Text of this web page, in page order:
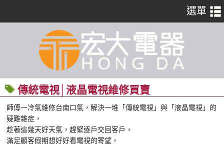
傳統電視│液晶電視維修買賣
師傅一冷氣維修台南口氣，解決一堆「傳統電視」與「液晶電視」的
疑難雜症，
趁著這幾天好天氣，趕緊逐戶交回客戶，
滿足顧客假期想好好看電視的寄望，